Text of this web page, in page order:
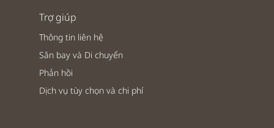
Trợ giúp
Thông tin liên hệ
Sân bay và Di chuyển
Phản hồi
Dịch vụ tùy chọn và chi phí